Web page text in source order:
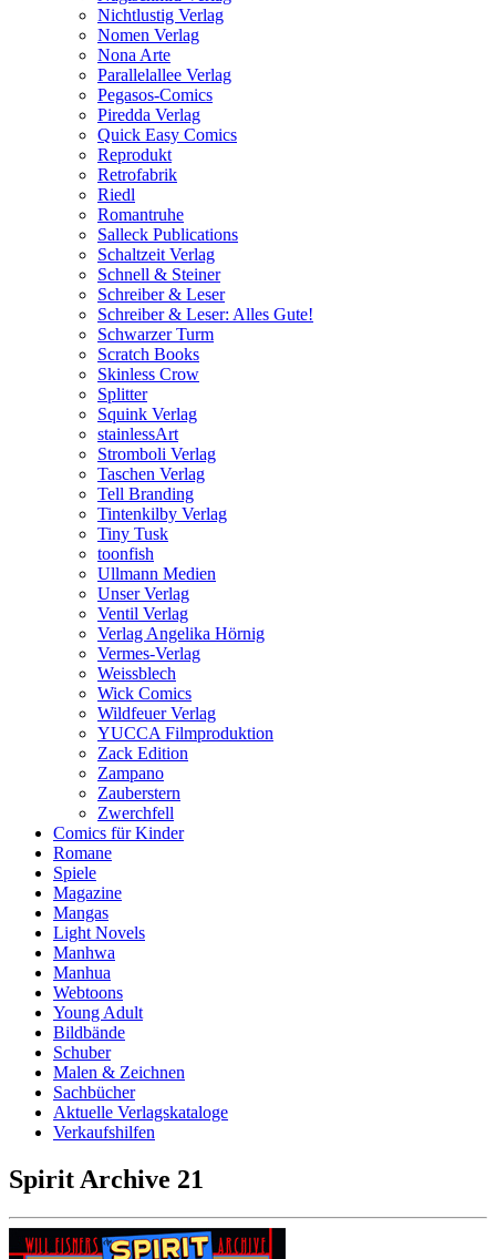
Nichtlustig Verlag
Nomen Verlag
Nona Arte
Parallelallee Verlag
Pegasos-Comics
Piredda Verlag
Quick Easy Comics
Reprodukt
Retrofabrik
Riedl
Romantruhe
Salleck Publications
Schaltzeit Verlag
Schnell & Steiner
Schreiber & Leser
Schreiber & Leser: Alles Gute!
Schwarzer Turm
Scratch Books
Skinless Crow
Splitter
Squink Verlag
stainlessArt
Stromboli Verlag
Taschen Verlag
Tell Branding
Tintenkilby Verlag
Tiny Tusk
toonfish
Ullmann Medien
Unser Verlag
Ventil Verlag
Verlag Angelika Hörnig
Vermes-Verlag
Weissblech
Wick Comics
Wildfeuer Verlag
YUCCA Filmproduktion
Zack Edition
Zampano
Zauberstern
Zwerchfell
Comics für Kinder
Romane
Spiele
Magazine
Mangas
Light Novels
Manhwa
Manhua
Webtoons
Young Adult
Bildbände
Schuber
Malen & Zeichnen
Sachbücher
Aktuelle Verlagskataloge
Verkaufshilfen
Spirit Archive 21